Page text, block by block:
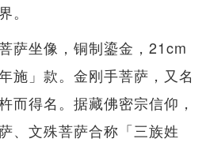
。
萨坐像，铜制鎏金，21cm
施」款。金刚手菩萨，又名
而得名。据藏佛密宗信仰，
、文殊菩萨合称「三族姓